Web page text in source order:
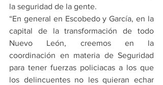
la seguridad de la gente.
“En general en Escobedo y García, en la
capital de la transformación de todo
Nuevo León, creemos en la
coordinación en materia de Seguridad
para tener fuerzas policiacas a los que
los delincuentes no les quieran echar